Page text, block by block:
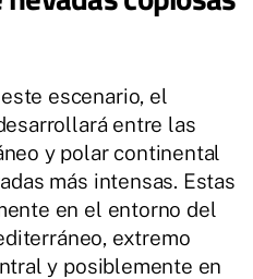
escenario, el
entre las
y polar continental
más intensas. Estas
en el entorno del
extremo
y posiblemente en